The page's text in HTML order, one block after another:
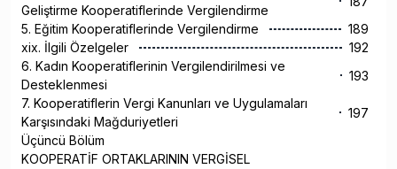
Geliştirme Kooperatiflerinde Vergilendirme
5. Eğitim Kooperatiflerinde Vergilendirme
189
xix. İlgili Özelgeler
192
6. Kadın Kooperatiflerinin Vergilendirilmesi ve
Desteklenmesi
193
7. Kooperatiflerin Vergi Kanunları ve Uygulamaları
Karşısındaki Mağduriyetleri
197
Üçüncü Bölüm
KOOPERATİF ORTAKLARININ VERGİSEL